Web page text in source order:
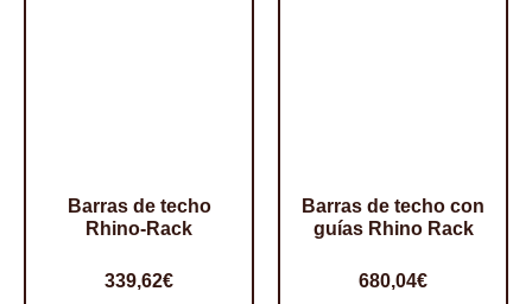
Barras de techo
Rhino-Rack
339,62€
Barras de techo con
guías Rhino Rack
680,04€